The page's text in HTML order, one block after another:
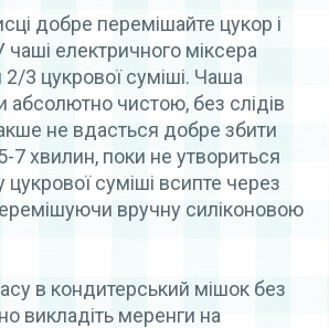
добре перемішайте цукор і
чаші електричного міксера
2/3 цукрової суміші. Чаша
абсолютно чистою, без слідів
не вдасться добре збити
7 хвилин, поки не утвориться
цукрової суміші всипте через
вручну силіконовою
в кондитерський мішок без
викладіть меренги на